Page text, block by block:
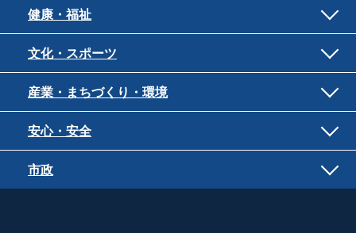
健康・福祉
文化・スポーツ
産業・まちづくり・環境
安心・安全
市政